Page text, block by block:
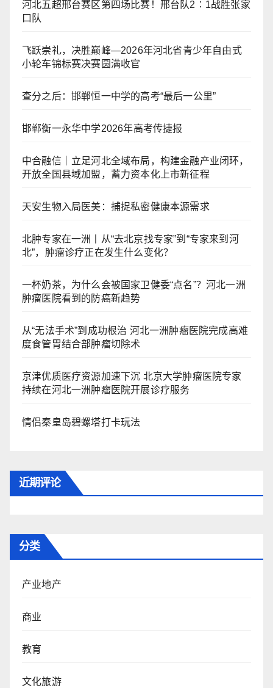
河北五超邢台赛区第四场比赛！邢台队2∶1战胜张家
口队
飞跃崇礼，决胜巅峰—2026年河北省青少年自由式
小轮车锦标赛决赛圆满收官
查分之后：邯郸恒一中学的高考“最后一公里”
邯郸衡一永华中学2026年高考传捷报
中合融信｜立足河北全域布局，构建金融产业闭环，
开放全国县域加盟，蓄力资本化上市新征程
天安生物入局医美：捕捉私密健康本源需求
北肿专家在一洲丨从“去北京找专家”到“专家来到河
北”，肿瘤诊疗正在发生什么变化？
一杯奶茶，为什么会被国家卫健委“点名”？河北一洲
肿瘤医院看到的防癌新趋势
从“无法手术”到成功根治 河北一洲肿瘤医院完成高难
度食管胃结合部肿瘤切除术
京津优质医疗资源加速下沉 北京大学肿瘤医院专家
持续在河北一洲肿瘤医院开展诊疗服务
情侣秦皇岛碧螺塔打卡玩法
近期评论
分类
产业地产
商业
教育
文化旅游